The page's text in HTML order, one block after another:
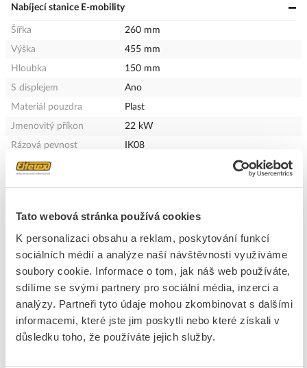
Tato webová stránka používá cookies
K personalizaci obsahu a reklam, poskytování funkcí
sociálních médií a analýze naší návštěvnosti využíváme
soubory cookie. Informace o tom, jak náš web používáte,
sdílíme se svými partnery pro sociální média, inzerci a
analýzy. Partneři tyto údaje mohou zkombinovat s dalšími
informacemi, které jste jim poskytli nebo které získali v
důsledku toho, že používáte jejich služby.
Nabíjecí stanice E-mobility
Šířka
260 mm
Výška
455 mm
Hloubka
150 mm
S displejem
Ano
Materiál pouzdra
Plast
Jmenovitý příkon
22 kW
Rázová pevnost
IK08
Stupeň krytí (IP)
napájecí bod
Množství nabíjecích
spojek Typ 2
1
S měřičem spotřeby
energie
Ano
IFTTT-podpora k dispozici
Ne
Délka nabíjecího kabelu
6.5 m
Kompatibilní s Apple
Ne